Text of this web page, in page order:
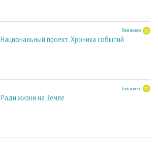
Тема номера
Национальный проект. Хроника событий
Тема номера
Ради жизни на Земле